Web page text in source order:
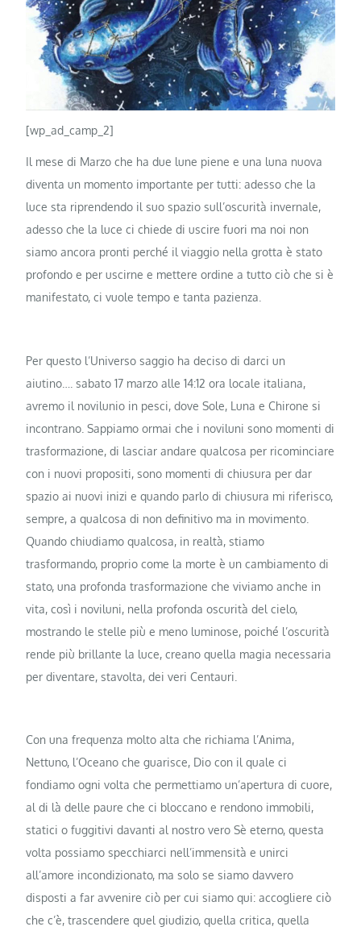
[wp_ad_camp_2]
Il mese di Marzo che ha due lune piene e una luna nuova
diventa un momento importante per tutti: adesso che la
luce sta riprendendo il suo spazio sull’oscurità invernale,
adesso che la luce ci chiede di uscire fuori ma noi non
siamo ancora pronti perché il viaggio nella grotta è stato
profondo e per uscirne e mettere ordine a tutto ciò che si è
manifestato, ci vuole tempo e tanta pazienza.
Per questo l’Universo saggio ha deciso di darci un
aiutino…. sabato 17 marzo alle 14:12 ora locale italiana,
avremo il novilunio in pesci, dove Sole, Luna e Chirone si
incontrano. Sappiamo ormai che i noviluni sono momenti di
trasformazione, di lasciar andare qualcosa per ricominciare
con i nuovi propositi, sono momenti di chiusura per dar
spazio ai nuovi inizi e quando parlo di chiusura mi riferisco,
sempre, a qualcosa di non definitivo ma in movimento.
Quando chiudiamo qualcosa, in realtà, stiamo
trasformando, proprio come la morte è un cambiamento di
stato, una profonda trasformazione che viviamo anche in
vita, così i noviluni, nella profonda oscurità del cielo,
mostrando le stelle più e meno luminose, poiché l’oscurità
rende più brillante la luce, creano quella magia necessaria
per diventare, stavolta, dei veri Centauri.
Con una frequenza molto alta che richiama l’Anima,
Nettuno, l’Oceano che guarisce, Dio con il quale ci
fondiamo ogni volta che permettiamo un’apertura di cuore,
al di là delle paure che ci bloccano e rendono immobili,
statici o fuggitivi davanti al nostro vero Sè eterno, questa
volta possiamo specchiarci nell’immensità e unirci
all’amore incondizionato, ma solo se siamo davvero
disposti a far avvenire ciò per cui siamo qui: accogliere ciò
che c’è, trascendere quel giudizio, quella critica, quella